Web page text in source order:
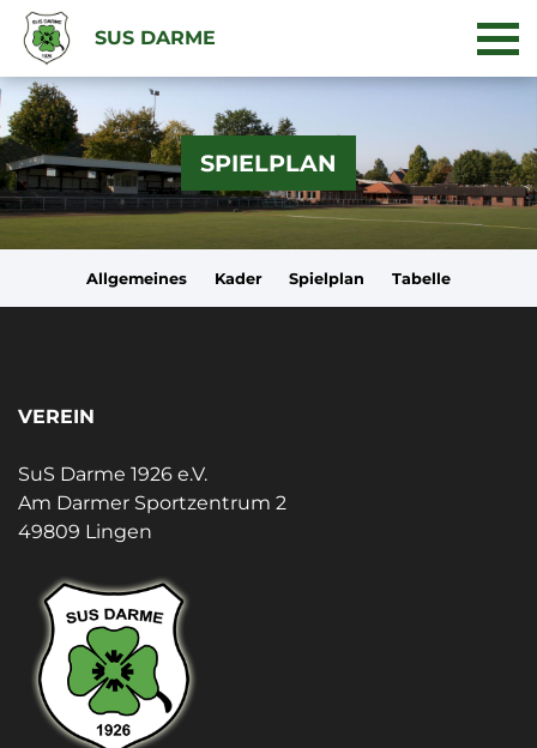
SUS DARME
SPIELPLAN
Allgemeines Kader Spielplan Tabelle
VEREIN
SuS Darme 1926 e.V.
Am Darmer Sportzentrum 2
49809 Lingen